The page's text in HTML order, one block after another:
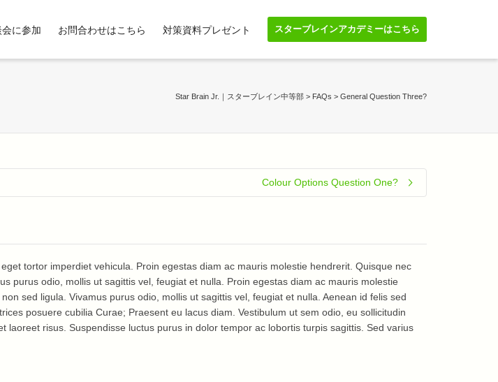
に参加 お問合わせはこちら 対策資料プレゼント スターブレインアカデミーはこちら
Star Brain Jr.｜スターブレイン中等部 > FAQs > General Question Three?
Colour Options Question One?
tortor imperdiet vehicula. Proin egestas diam ac mauris molestie hendrerit. Quisque nec
purus odio, mollis ut sagittis vel, feugiat et nulla. Proin egestas diam ac mauris molestie
sed ligula. Vivamus purus odio, mollis ut sagittis vel, feugiat et nulla. Aenean id felis sed
posuere cubilia Curae; Praesent eu lacus diam. Vestibulum ut sem odio, eu sollicitudin
risus. Suspendisse luctus purus in dolor tempor ac lobortis turpis sagittis. Sed varius